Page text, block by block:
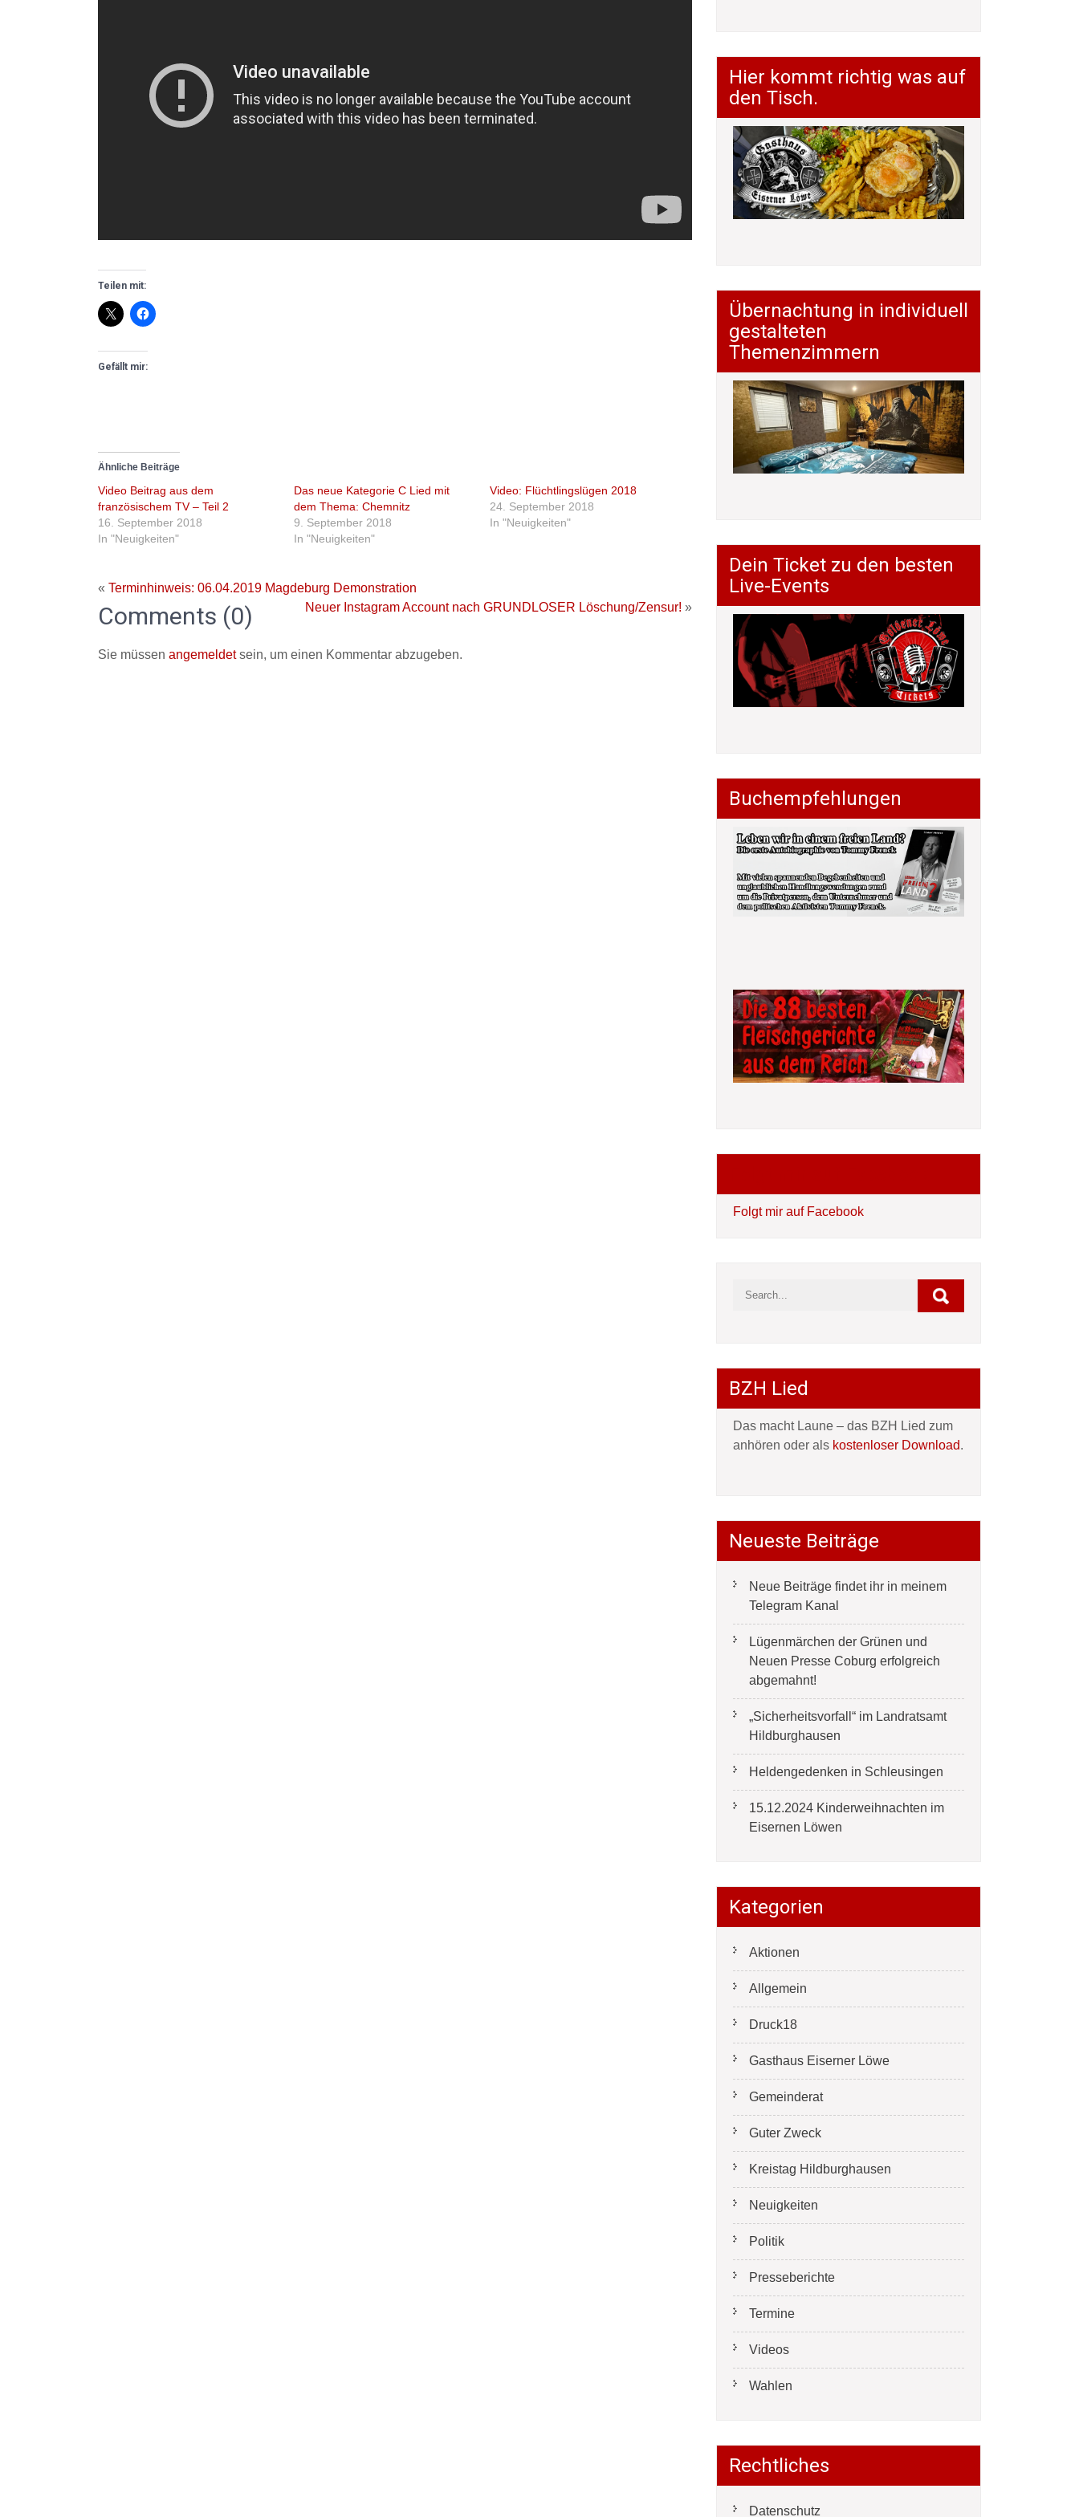
Teilen mit:
Gefällt mir:
Ähnliche Beiträge
Video Beitrag aus dem
französischem TV – Teil 2
16. September 2018
In "Neuigkeiten"
Das neue Kategorie C Lied mit
dem Thema: Chemnitz
9. September 2018
In "Neuigkeiten"
Video: Flüchtlingslügen 2018
24. September 2018
In "Neuigkeiten"
« Terminhinweis: 06.04.2019 Magdeburg Demonstration
Neuer Instagram Account nach GRUNDLOSER Löschung/Zensur! »
Comments (0)
Sie müssen angemeldetsein, um einen Kommentar abzugeben.
Hier kommt richtig was auf
den Tisch.
Übernachtung in individuell
gestalteten
Themenzimmern
Dein Ticket zu den besten
Live-Events
Buchempfehlungen
Folgt mir auf Facebook
BZH Lied
Das macht Laune – das BZH Lied zum
anhören oder als kostenloser Download.
Neueste Beiträge
Neue Beiträge findet ihr in meinem
Telegram Kanal
Lügenmärchen der Grünen und
Neuen Presse Coburg erfolgreich
abgemahnt!
„Sicherheitsvorfall“ im Landratsamt
Hildburghausen
Heldengedenken in Schleusingen
15.12.2024 Kinderweihnachten im
Eisernen Löwen
Kategorien
Aktionen
Allgemein
Druck18
Gasthaus Eiserner Löwe
Gemeinderat
Guter Zweck
Kreistag Hildburghausen
Neuigkeiten
Politik
Presseberichte
Termine
Videos
Wahlen
Rechtliches
Datenschutz